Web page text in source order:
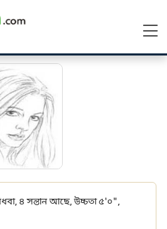
৪ সন্তান আছে, উচ্চতা ৫'০",